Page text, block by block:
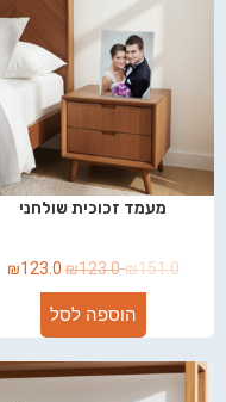
מעמד זכוכית שולחני
₪151.0
₪123.0
₪123.0
הוספה לסל